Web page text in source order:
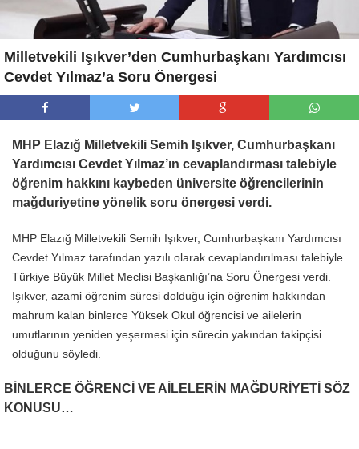
Milletvekili Işıkver’den Cumhurbaşkanı Yardımcısı
Cevdet Yılmaz’a Soru Önergesi
MHP Elazığ Milletvekili Semih Işıkver, Cumhurbaşkanı
Yardımcısı Cevdet Yılmaz’ın cevaplandırması talebiyle
öğrenim hakkını kaybeden üniversite öğrencilerinin
mağduriyetine yönelik soru önergesi verdi.
MHP Elazığ Milletvekili Semih Işıkver, Cumhurbaşkanı Yardımcısı
Cevdet Yılmaz tarafından yazılı olarak cevaplandırılması talebiyle
Türkiye Büyük Millet Meclisi Başkanlığı’na Soru Önergesi verdi.
Işıkver, azami öğrenim süresi dolduğu için öğrenim hakkından
mahrum kalan binlerce Yüksek Okul öğrencisi ve ailelerin
umutlarının yeniden yeşermesi için sürecin yakından takipçisi
olduğunu söyledi.
BİNLERCE ÖĞRENCİ VE AİLELERİN MAĞDURİYETİ SÖZ
KONUSU…